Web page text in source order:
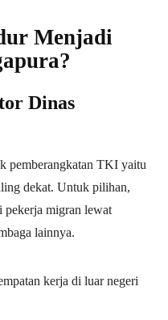
Menjadi
Dinas
pemberangkatan TKI yaitu
dekat. Untuk pilihan,
pekerja migran lewat
lainnya.
kerja di luar negeri